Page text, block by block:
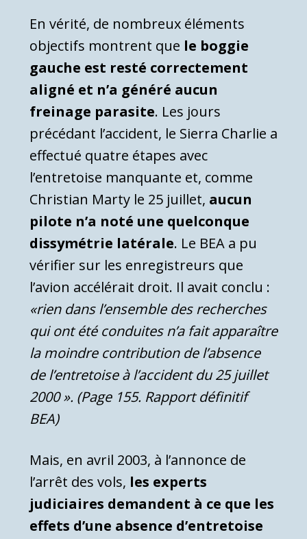
En vérité, de nombreux éléments
objectifs montrent que le boggie
gauche est resté correctement
aligné et n’a généré aucun
freinage parasite. Les jours
précédant l’accident, le Sierra Charlie a
effectué quatre étapes avec
l’entretoise manquante et, comme
Christian Marty le 25 juillet, aucun
pilote n’a noté une quelconque
dissymétrie latérale. Le BEA a pu
vérifier sur les enregistreurs que
l’avion accélérait droit. Il avait conclu :
«rien dans l’ensemble des recherches
qui ont été conduites n’a fait apparaître
la moindre contribution de l’absence
de l’entretoise à l’accident du 25 juillet
2000 ». (Page 155. Rapport définitif
BEA)
Mais, en avril 2003, à l’annonce de
l’arrêt des vols, les experts
judiciaires demandent à ce que les
effets d’une absence d’entretoise